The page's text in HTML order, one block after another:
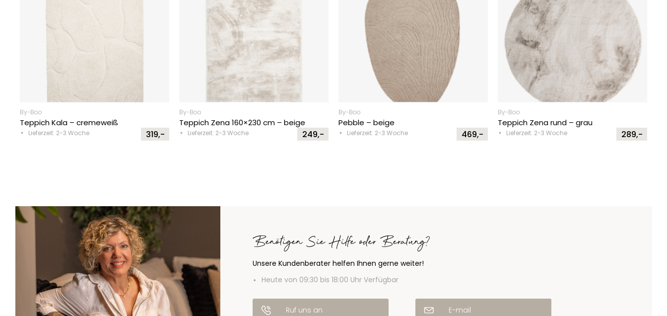
By-Boo
Teppich Kala – cremeweiß
Lieferzeit: 2-3 Woche 319,-
By-Boo
Teppich Zena 160×230 cm – beige
Lieferzeit: 2-3 Woche 249,-
By-Boo
Pebble – beige
Lieferzeit: 2-3 Woche 469,-
By-Boo
Teppich Zena rund – grau
Lieferzeit: 2-3 Woche 289,-
Benötigen Sie Hilfe oder Beratung?
Unsere Kundenberater helfen Ihnen gerne weiter!
Heute von 09:30 bis 18:00 Uhr Verfügbar
Ruf uns an E-mail